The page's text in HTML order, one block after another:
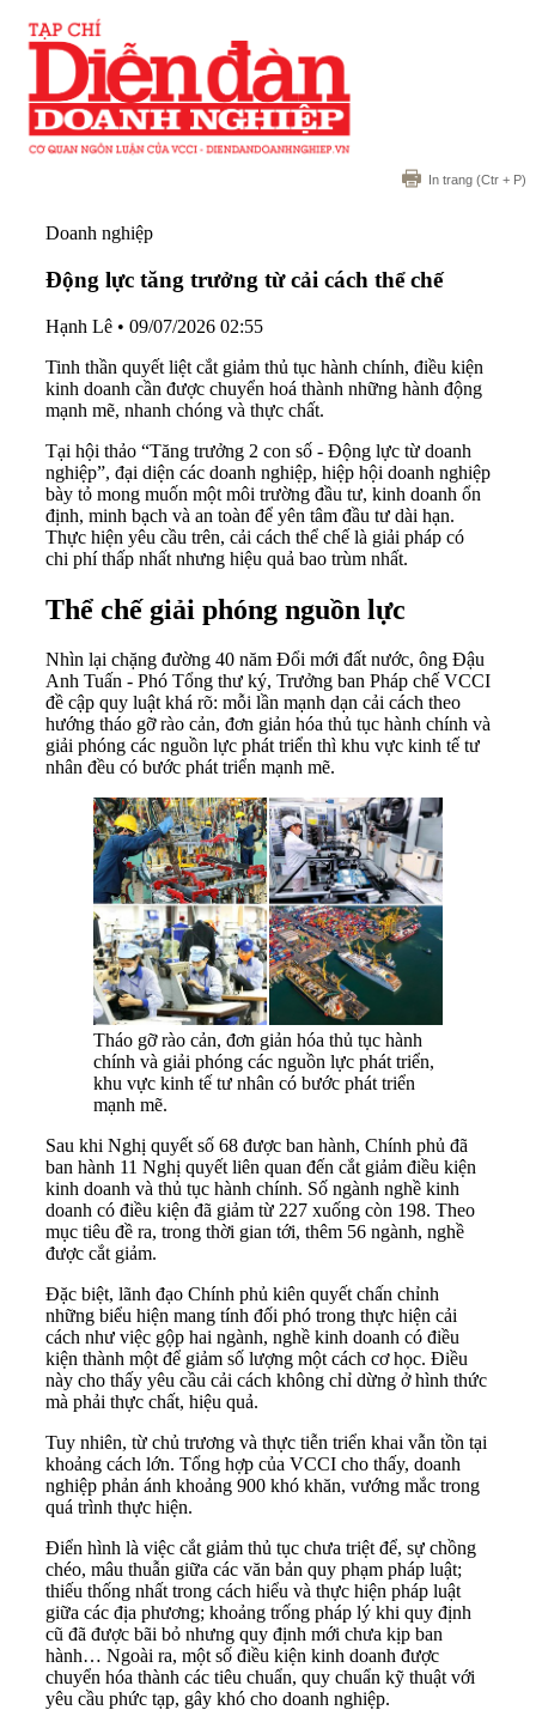
In trang (Ctr + P)
Doanh nghiệp
Động lực tăng trưởng từ cải cách thể chế
Hạnh Lê • 09/07/2026 02:55
Tinh thần quyết liệt cắt giảm thủ tục hành chính, điều kiện
kinh doanh cần được chuyển hoá thành những hành động
mạnh mẽ, nhanh chóng và thực chất.
Tại hội thảo “Tăng trưởng 2 con số - Động lực từ doanh
nghiệp”, đại diện các doanh nghiệp, hiệp hội doanh nghiệp
bày tỏ mong muốn một môi trường đầu tư, kinh doanh ổn
định, minh bạch và an toàn để yên tâm đầu tư dài hạn.
Thực hiện yêu cầu trên, cải cách thể chế là giải pháp có
chi phí thấp nhất nhưng hiệu quả bao trùm nhất.
Thể chế giải phóng nguồn lực
Nhìn lại chặng đường 40 năm Đổi mới đất nước, ông Đậu
Anh Tuấn - Phó Tổng thư ký, Trưởng ban Pháp chế VCCI
đề cập quy luật khá rõ: mỗi lần mạnh dạn cải cách theo
hướng tháo gỡ rào cản, đơn giản hóa thủ tục hành chính và
giải phóng các nguồn lực phát triển thì khu vực kinh tế tư
nhân đều có bước phát triển mạnh mẽ.
Tháo gỡ rào cản, đơn giản hóa thủ tục hành
chính và giải phóng các nguồn lực phát triển,
khu vực kinh tế tư nhân có bước phát triển
mạnh mẽ.
Sau khi Nghị quyết số 68 được ban hành, Chính phủ đã
ban hành 11 Nghị quyết liên quan đến cắt giảm điều kiện
kinh doanh và thủ tục hành chính. Số ngành nghề kinh
doanh có điều kiện đã giảm từ 227 xuống còn 198. Theo
mục tiêu đề ra, trong thời gian tới, thêm 56 ngành, nghề
được cắt giảm.
Đặc biệt, lãnh đạo Chính phủ kiên quyết chấn chỉnh
những biểu hiện mang tính đối phó trong thực hiện cải
cách như việc gộp hai ngành, nghề kinh doanh có điều
kiện thành một để giảm số lượng một cách cơ học. Điều
này cho thấy yêu cầu cải cách không chỉ dừng ở hình thức
mà phải thực chất, hiệu quả.
Tuy nhiên, từ chủ trương và thực tiễn triển khai vẫn tồn tại
khoảng cách lớn. Tổng hợp của VCCI cho thấy, doanh
nghiệp phản ánh khoảng 900 khó khăn, vướng mắc trong
quá trình thực hiện.
Điển hình là việc cắt giảm thủ tục chưa triệt để, sự chồng
chéo, mâu thuẫn giữa các văn bản quy phạm pháp luật;
thiếu thống nhất trong cách hiểu và thực hiện pháp luật
giữa các địa phương; khoảng trống pháp lý khi quy định
cũ đã được bãi bỏ nhưng quy định mới chưa kịp ban
hành… Ngoài ra, một số điều kiện kinh doanh được
chuyển hóa thành các tiêu chuẩn, quy chuẩn kỹ thuật với
yêu cầu phức tạp, gây khó cho doanh nghiệp.